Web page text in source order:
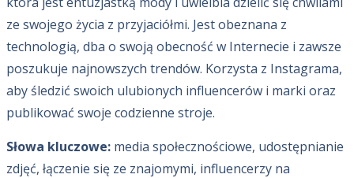
ze swojego życia z przyjaciółmi. Jest obeznana z
technologią, dba o swoją obecność w Internecie i zawsze
poszukuje najnowszych trendów. Korzysta z Instagrama,
aby śledzić swoich ulubionych influencerów i marki oraz
publikować swoje codzienne stroje.
Słowa kluczowe: media społecznościowe, udostępnianie
zdjęć, łączenie się ze znajomymi, influencerzy na